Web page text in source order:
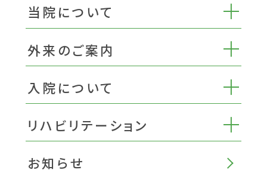
当院について
外来のご案内
入院について
リハビリテーション
お知らせ